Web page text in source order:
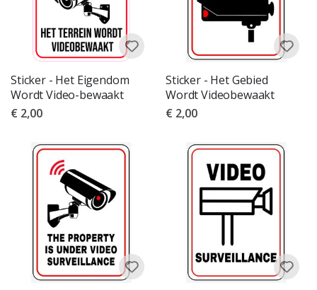
Sticker - Het Eigendom
Wordt Video-bewaakt
€ 2,00
Sticker - Het Gebied
Wordt Videobewaakt
€ 2,00